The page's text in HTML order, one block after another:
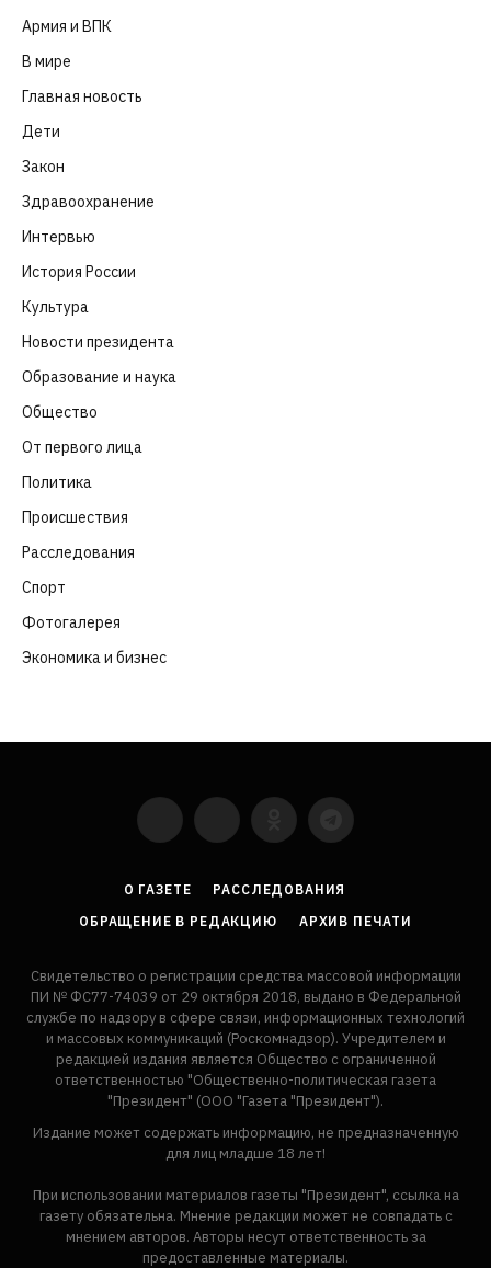
Армия и ВПК
В мире
Главная новость
Дети
Закон
Здравоохранение
Интервью
История России
Культура
Новости президента
Образование и наука
Общество
От первого лица
Политика
Происшествия
Расследования
Спорт
Фотогалерея
Экономика и бизнес
YouTubeVKontakte
LinkedInFlickr
О ГАЗЕТЕ
РАССЛЕДОВАНИЯ
ОБРАЩЕНИЕ В РЕДАКЦИЮ
АРХИВ ПЕЧАТИ
Свидетельство о регистрации средства массовой информации
ПИ № ФС77-74039 от 29 октября 2018, выдано в Федеральной
службе по надзору в сфере связи, информационных технологий
и массовых коммуникаций (Роскомнадзор). Учредителем и
редакцией издания является Общество с ограниченной
ответственностью "Общественно-политическая газета
"Президент" (ООО "Газета "Президент").
Издание может содержать информацию, не предназначенную
для лиц младше 18 лет!
При использовании материалов газеты "Президент", ссылка на
газету обязательна. Мнение редакции может не совпадать с
мнением авторов. Авторы несут ответственность за
предоставленные материалы.